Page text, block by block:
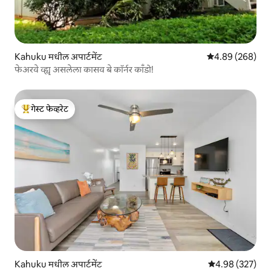
Kahuku मधील अपार्टमेंट 5 पैकी 4.89
4.89 (268)
फेअरवे व्ह्यू असलेला कासव बे कॉर्नर काँडो!
टॉप गेस्ट फेव्हरेट
गेस्ट फेव्हरेट
Kahuku मधील अपार्टमेंट 5 पैकी 4.98
4.98 (327)